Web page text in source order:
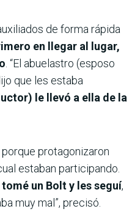
de forma rápida
en llegar al lugar,
. “El abuelastro (esposo
que les estaba
le llevó a ella de la
protagonizaron
estaban participando.
un Bolt y les seguí,
muy mal”, precisó.